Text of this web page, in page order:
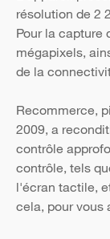
résolution de 2
Pour la capture
mégapixels,
de la
Recommerce,
2009, a
contrôle
contrôle, tels
l'écran tactile,
cela, pour vous